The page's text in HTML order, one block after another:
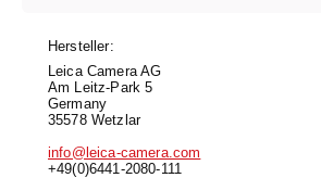
Hersteller:
Leica Camera AG
Am Leitz-Park 5
Germany
35578 Wetzlar
info@leica-camera.com
+49(0)6441-2080-111